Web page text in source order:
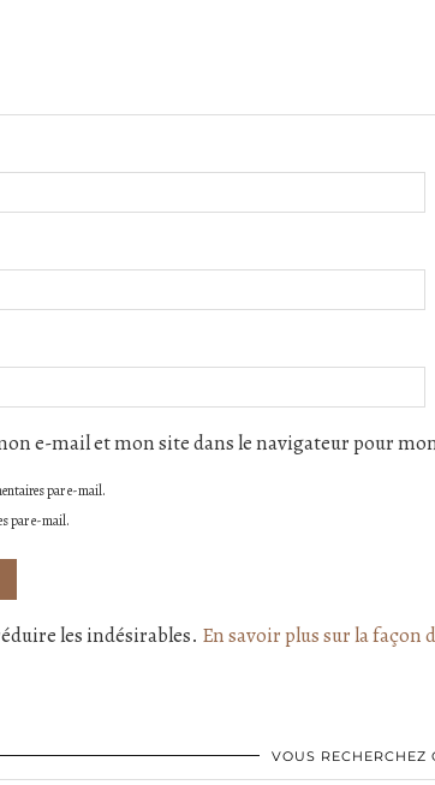
e-mail et mon site dans le navigateur pour
par e-mail.
par e-mail.
les indésirables. En savoir plus sur la façon
VOUS RECHERCHEZ